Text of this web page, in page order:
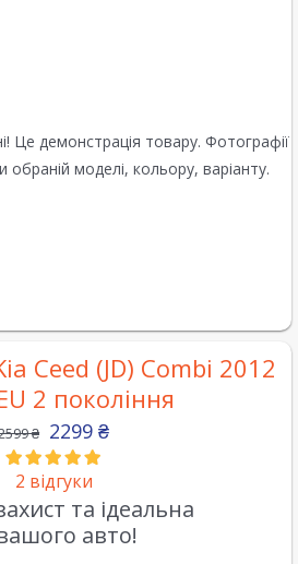
Це демонстрація товару. Фотографії
обраній моделі, кольору, варіанту.
Ceed (JD) Combi 2012
2 покоління
₴ 2299 ₴
2 відгуки
та ідеальна
авто!